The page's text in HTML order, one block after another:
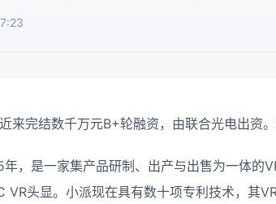
来完结数千万元B+轮融资，由联合光电出资
，是一家集产品研制、出产与出售为一体的
VR头显。小派现在具有数十项专利技术，其